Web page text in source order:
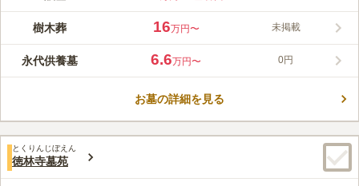
樹木葬 16万円〜 未掲載
永代供養墓 6.6万円〜 0円
お墓の詳細を見る
とくりんじぼえん
徳林寺墓苑